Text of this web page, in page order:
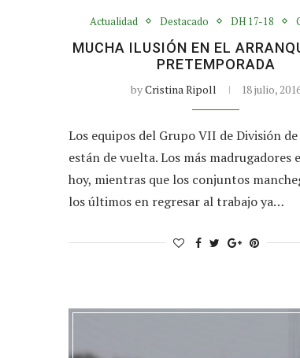
Actualidad Destacado DH 17-18
MUCHA ILUSIÓN EN EL
PRETEMPORADA
byCristina Ripoll 18 julio,
Los equipos del Grupo VII de División
están de vuelta. Los más madrugadores
hoy, mientras que los conjuntos
los últimos en regresar al trabajo ya…